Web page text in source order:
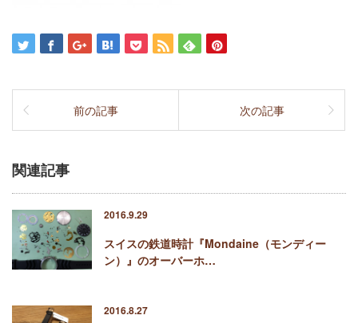
前の記事 次の記事
関連記事
2016.9.29
スイスの鉄道時計『Mondaine（モンディー
ン）』のオーバーホ…
2016.8.27